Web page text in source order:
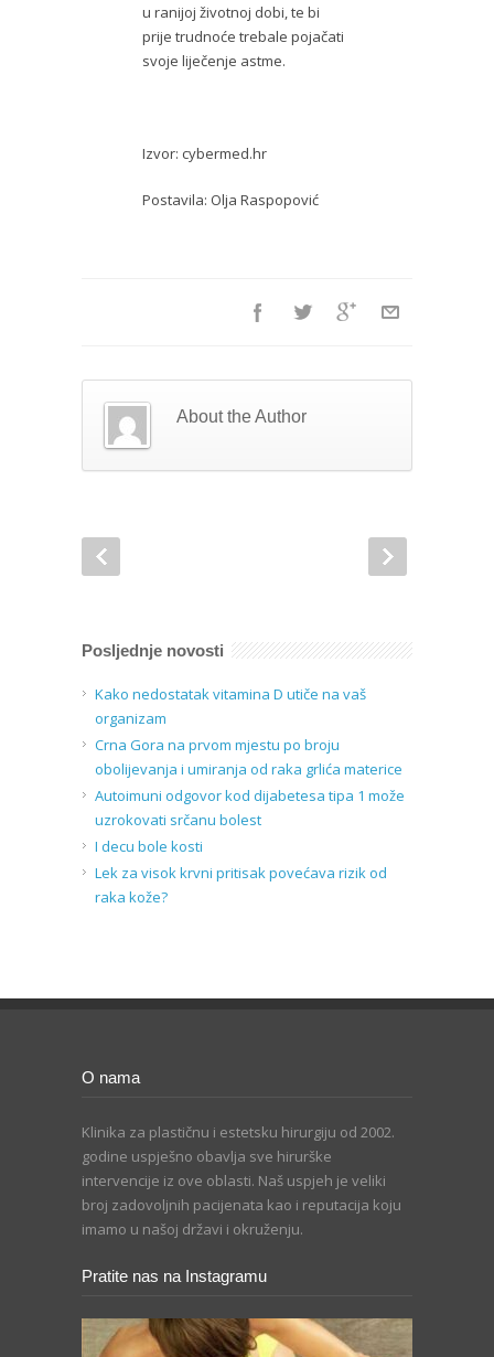
u ranijoj životnoj dobi, te bi
prije trudnoće trebale pojačati
svoje liječenje astme.
Izvor: cybermed.hr
Postavila: Olja Raspopović
About the Author
Posljednje novosti
Kako nedostatak vitamina D utiče na vaš
organizam
Crna Gora na prvom mjestu po broju
obolijevanja i umiranja od raka grlića materice
Autoimuni odgovor kod dijabetesa tipa 1 može
uzrokovati srčanu bolest
I decu bole kosti
Lek za visok krvni pritisak povećava rizik od
raka kože?
O nama
Klinika za plastičnu i estetsku hirurgiju od 2002.
godine uspješno obavlja sve hirurške
intervencije iz ove oblasti. Naš uspjeh je veliki
broj zadovoljnih pacijenata kao i reputacija koju
imamo u našoj državi i okruženju.
Pratite nas na Instagramu